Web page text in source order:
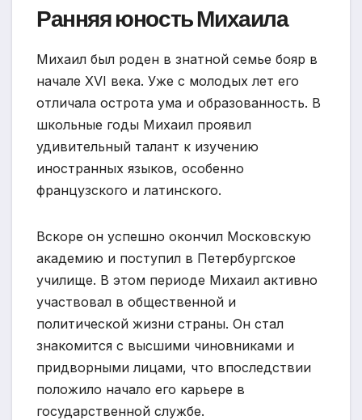
Ранняя юность Михаила
Михаил был роден в знатной семье бояр в
начале XVI века. Уже с молодых лет его
отличала острота ума и образованность. В
школьные годы Михаил проявил
удивительный талант к изучению
иностранных языков, особенно
французского и латинского.
Вскоре он успешно окончил Московскую
академию и поступил в Петербургское
училище. В этом периоде Михаил активно
участвовал в общественной и
политической жизни страны. Он стал
знакомится с высшими чиновниками и
придворными лицами, что впоследствии
положило начало его карьере в
государственной службе.